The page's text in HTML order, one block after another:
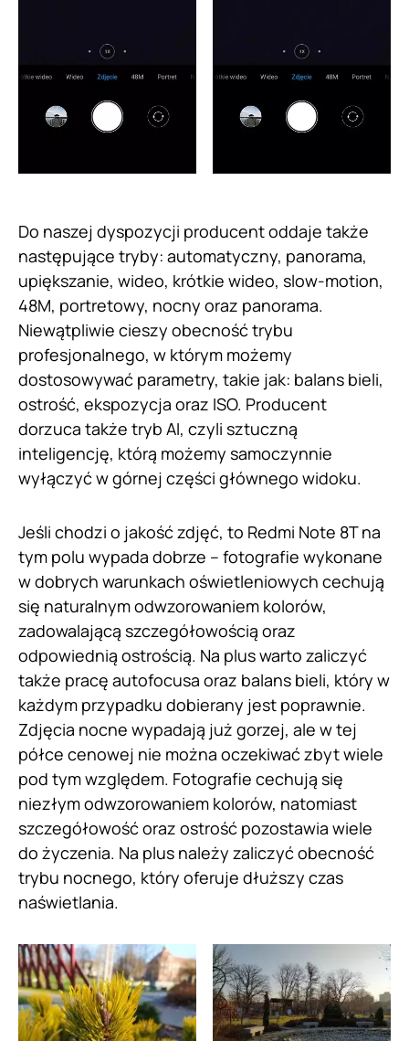
Do naszej dyspozycji producent oddaje także
następujące tryby: automatyczny, panorama,
upiększanie, wideo, krótkie wideo, slow-motion,
48M, portretowy, nocny oraz panorama.
Niewątpliwie cieszy obecność trybu
profesjonalnego, w którym możemy
dostosowywać parametry, takie jak: balans bieli,
ostrość, ekspozycja oraz ISO. Producent
dorzuca także tryb AI, czyli sztuczną
inteligencję, którą możemy samoczynnie
wyłączyć w górnej części głównego widoku.
Jeśli chodzi o jakość zdjęć, to Redmi Note 8T na
tym polu wypada dobrze – fotografie wykonane
w dobrych warunkach oświetleniowych cechują
się naturalnym odwzorowaniem kolorów,
zadowalającą szczegółowością oraz
odpowiednią ostrością. Na plus warto zaliczyć
także pracę autofocusa oraz balans bieli, który w
każdym przypadku dobierany jest poprawnie.
Zdjęcia nocne wypadają już gorzej, ale w tej
półce cenowej nie można oczekiwać zbyt wiele
pod tym względem. Fotografie cechują się
niezłym odwzorowaniem kolorów, natomiast
szczegółowość oraz ostrość pozostawia wiele
do życzenia. Na plus należy zaliczyć obecność
trybu nocnego, który oferuje dłuższy czas
naświetlania.